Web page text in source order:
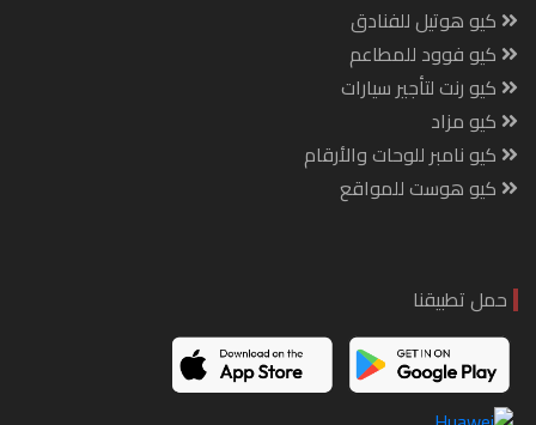
كيو هوتيل للفنادق
كيو فوود للمطاعم
كيو رنت لتأجير سيارات
كيو مزاد
كيو نامبر للوحات والأرقام
كيو هوست للمواقع
حمل تطبيقنا